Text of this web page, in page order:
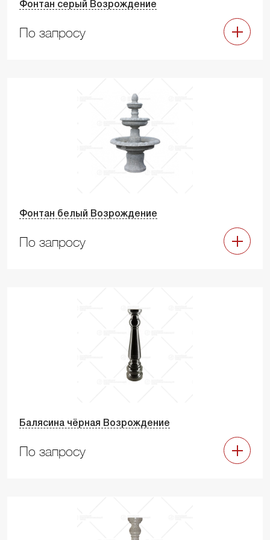
Фонтан серый Возрождение
По запросу
Фонтан белый Возрождение
По запросу
Балясина чёрная Возрождение
По запросу